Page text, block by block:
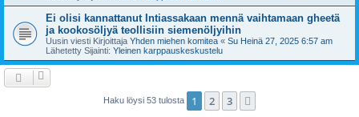
Ei olisi kannattanut Intiassakaan mennä vaihtamaan gheetä
ja kookosöljyä teollisiin siemenöljyihin
Uusin viesti Kirjoittaja Yhden miehen komitea « Su Heinä 27, 2025 6:57 am
Lähetetty Sijainti: Yleinen karppauskeskustelu
Haku löysi 53 tulosta 1 2 3